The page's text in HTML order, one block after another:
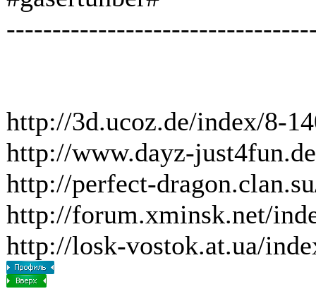
http://3d.ucoz.de/index/8-
http://www.dayz-
http://perfect-
http://forum.xminsk.net/
http://losk-vostok.at.ua/